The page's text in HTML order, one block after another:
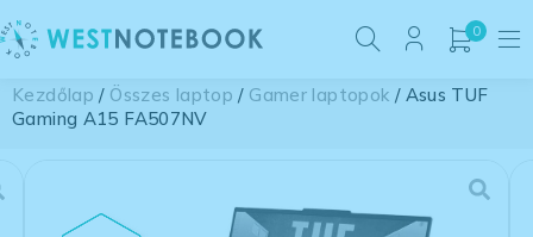
0
Kezdőlap / Összes laptop / Gamer laptopok / Asus TUF
Gaming A15 FA507NV